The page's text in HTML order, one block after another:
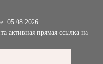
05.08.2026
активная прямая ссылка на